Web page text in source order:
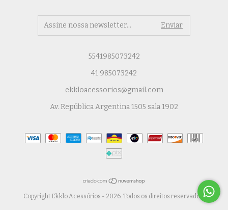
5541985073242
41 985073242
ekkloacessorios@gmail.com
Av. República Argentina 1505 sala 1902
Copyright Ekklo Acessórios - 2026. Todos os direitos reservados.